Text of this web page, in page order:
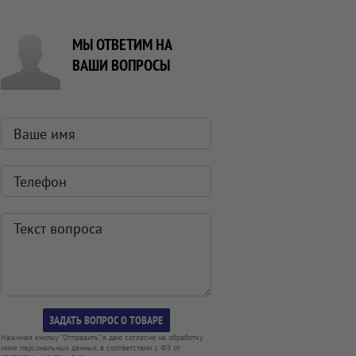
МЫ ОТВЕТИМ НА
ВАШИ ВОПРОСЫ
Нажимая кнопку "Отправить", я даю согласие на обработку
моих персональных данных, в соответствии с ФЗ от